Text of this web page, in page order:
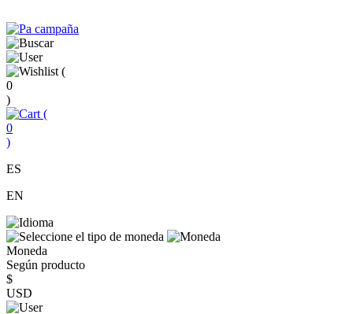
(
0
)
(
0
)
ES
EN
Moneda
Según producto
$
USD